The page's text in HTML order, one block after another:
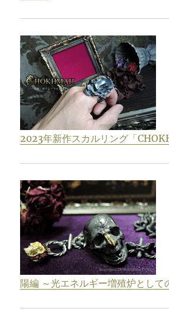
2023年新作スカルリング「
陽編 ～光エネルギー増殖炉として